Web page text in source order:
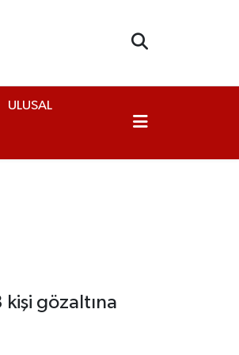
ULUSAL
gözaltına